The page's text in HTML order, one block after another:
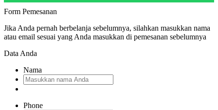
Form Pemesanan
Jika Anda pernah berbelanja sebelumnya, silahkan masukkan nama
atau email sesuai yang Anda masukkan di pemesanan sebelumnya
Data Anda
Nama
Phone